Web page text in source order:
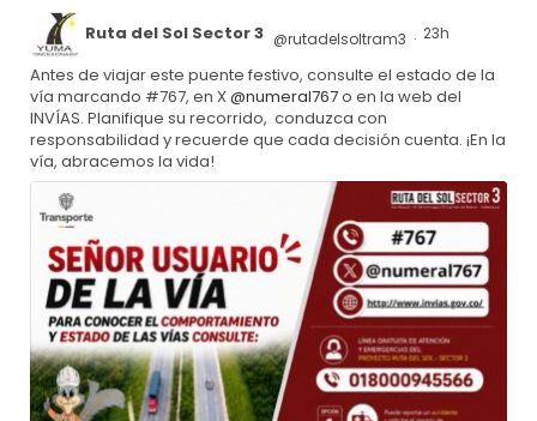
Ruta del Sol Sector 3 @rutadelsoltram3 · 23h
Antes de viajar este puente festivo, consulte el estado de la
vía marcando #767, en X@numeral767o en la web del
INVÍAS. Planifique su recorrido, conduzca con
responsabilidad y recuerde que cada decisión cuenta. ¡En la
vía, abracemos la vida!